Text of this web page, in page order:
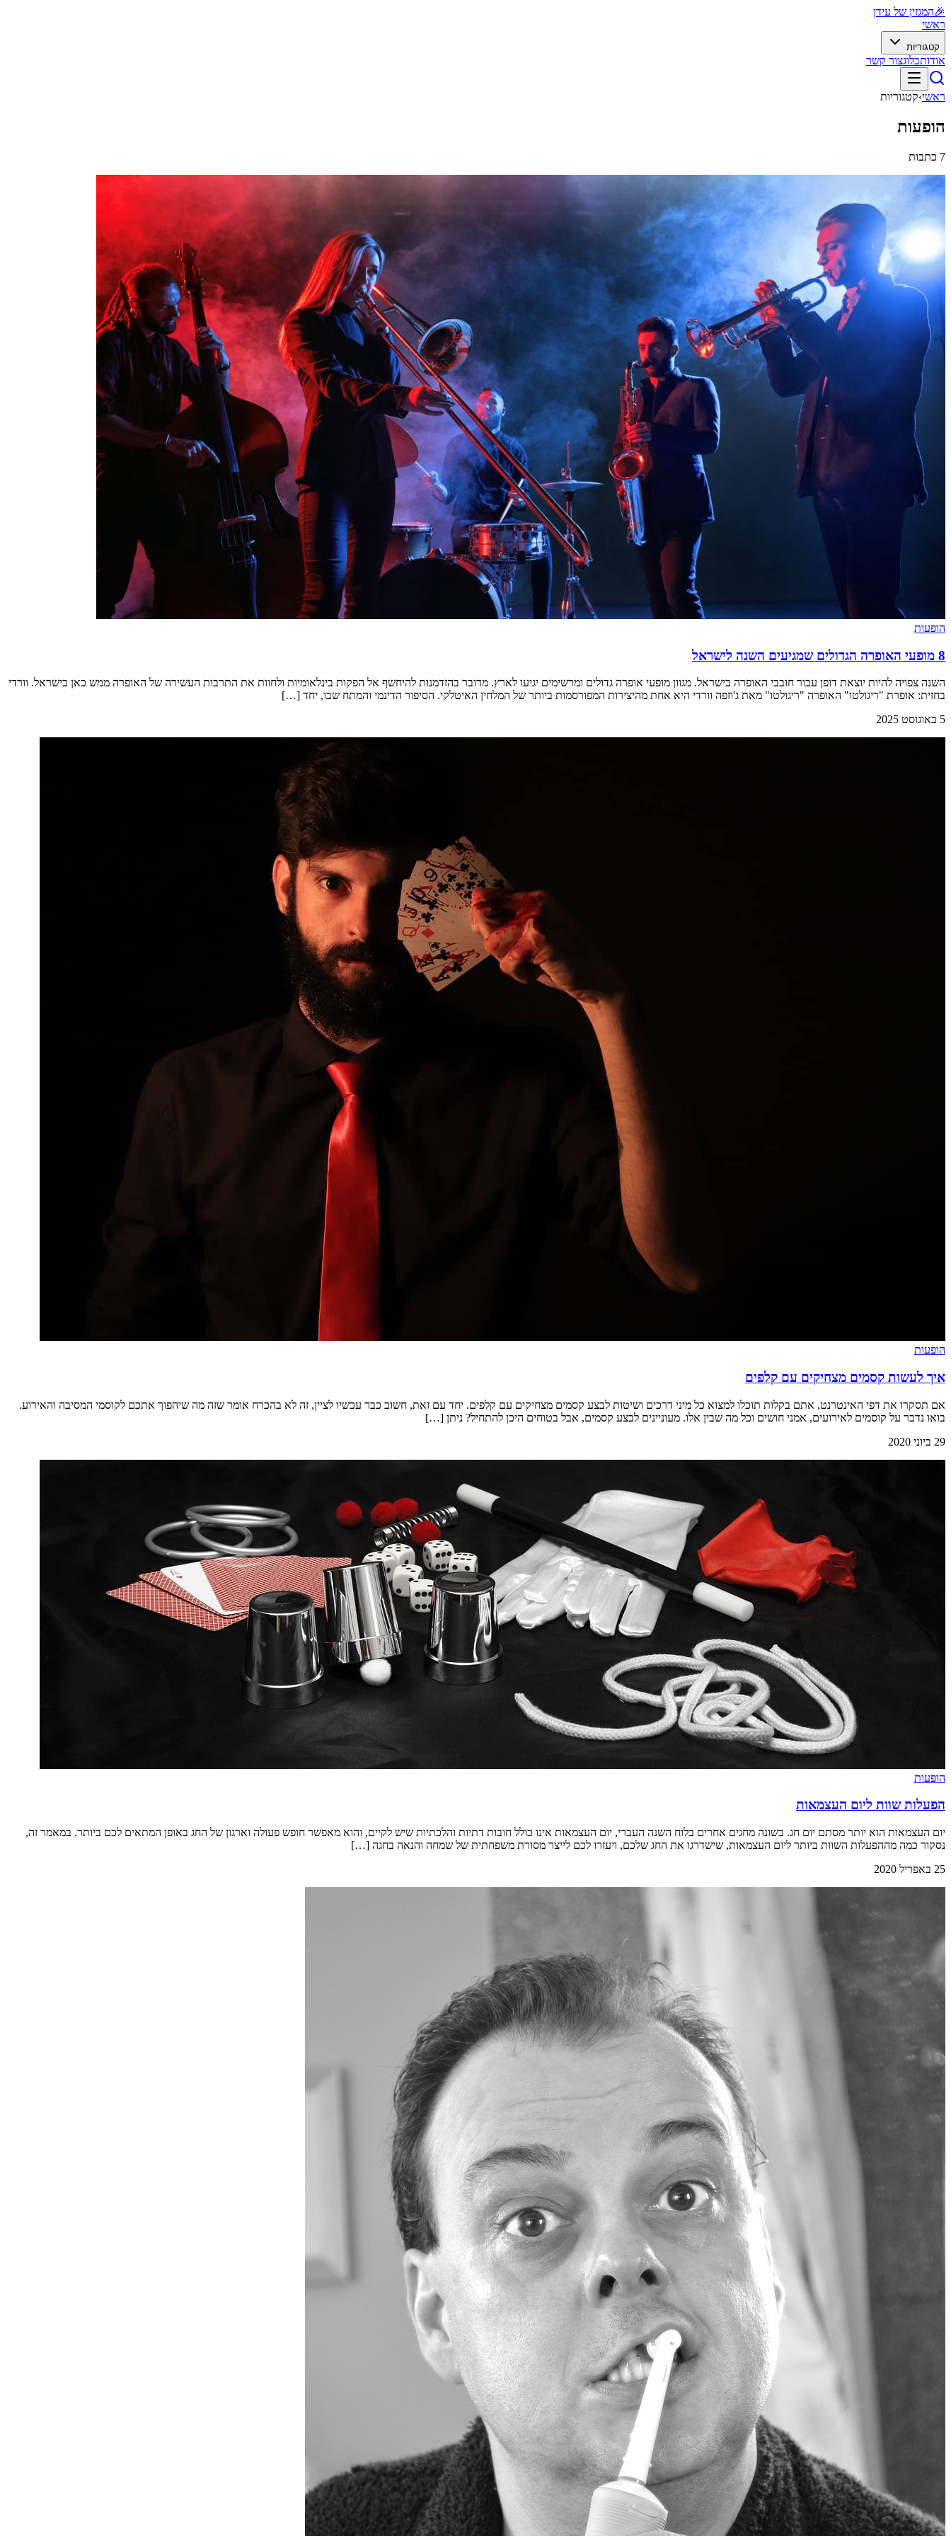
🎉המגזין של עידן
ראשי
קטגוריות
אודותבלוגצור קשר
ראשי›קטגוריות
הופעות
7 כתבות
הופעות
8 מופעי האופרה הגדולים שמגיעים השנה לישראל
השנה צפויה להיות יוצאת דופן עבור חובבי האופרה בישראל. מגוון מופעי אופרה גדולים ומרשימים יגיעו לארץ. מדובר בהזדמנות להיחשף אל הפקות בינלאומיות ולחוות את התרבות העשירה של האופרה ממש כאן בישראל. וורדי
בחזית: אופרת "ריגולטו" האופרה "ריגולטו" מאת ג'וזפה וורדי היא אחת מהיצירות המפורסמות ביותר של המלחין האיטלקי. הסיפור הדינמי והמתח שבו, יחד […]
5 באוגוסט 2025
הופעות
איך לעשות קסמים מצחיקים עם קלפים
אם תסקרו את דפי האינטרנט, אתם בקלות תוכלו למצוא כל מיני דרכים ושיטות לבצע קסמים מצחיקים עם קלפים. יחד עם זאת, חשוב כבר עכשיו לציין, זה לא בהכרח אומר שזה מה שיהפוך אתכם לקוסמי המסיבה והאירוע.
בואו נדבר על קוסמים לאירועים, אמני חושים וכל מה שבין אלו. מעוניינים לבצע קסמים, אבל בטוחים היכן להתחיל? ניתן […]
29 ביוני 2020
הופעות
הפעלות שוות ליום העצמאות
יום העצמאות הוא יותר מסתם יום חג. בשונה מחגים אחרים בלוח השנה העברי, יום העצמאות אינו כולל חובות דתיות והלכתיות שיש לקיים, והוא מאפשר חופש פעולה וארגון של החג באופן המתאים לכם ביותר. במאמר זה,
נסקור כמה מההפעלות השוות ביותר ליום העצמאות, שישדרגו את החג שלכם, ויעזרו לכם לייצר מסורת משפחתית של שמחה והנאה בחגה […]
25 באפריל 2020